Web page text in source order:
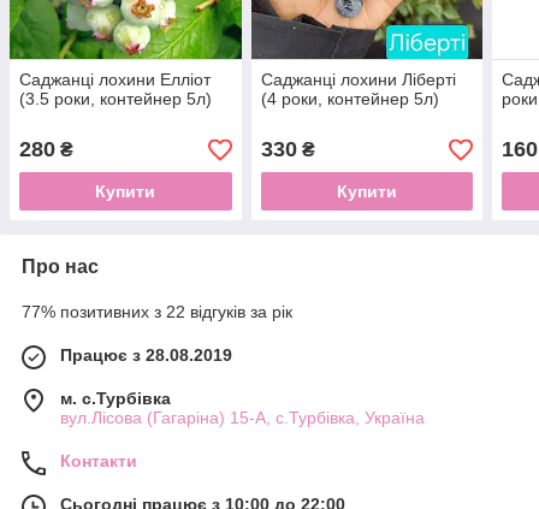
Саджанці лохини Елліот
(3.5 роки, контейнер 5л)
280 ₴
Купити
Саджанці лохини Ліберті
(4 роки, контейнер 5л)
330₴
Купити
160
Про нас
77% позитивних з 22 відгуків за рік
Працює з 28.08.2019
м. с.Турбівка
вул.Лісова (Гагаріна) 15-А, с.Турбівка, Україна
Контакти
Сьогодні працює з 10:00 до 22:00